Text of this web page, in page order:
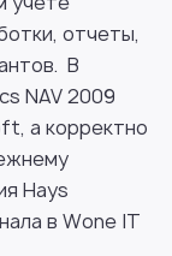
отчеты,
В
NAV 2009
а корректно
Hays
в Wone IT